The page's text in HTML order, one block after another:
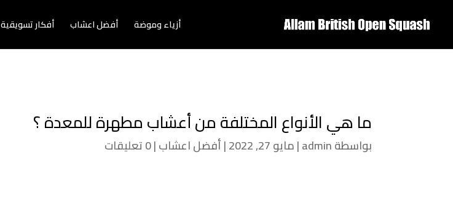
أزياء وموضة أفضل اعشاب أفكار تسويقية
ما هي الأنواع المختلفة من أعشاب مطهرة للمعدة ؟
بواسطةadmin
|مايو 27, 2022 |أفضل اعشاب|0 تعليقات